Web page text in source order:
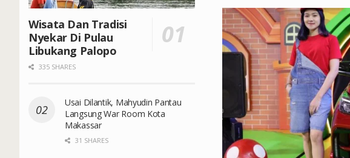
Wisata Dan Tradisi
Nyekar Di Pulau
Libukang Palopo
335 SHARES
Usai Dilantik, Mahyudin Pantau
Langsung War Room Kota
Makassar
31 SHARES